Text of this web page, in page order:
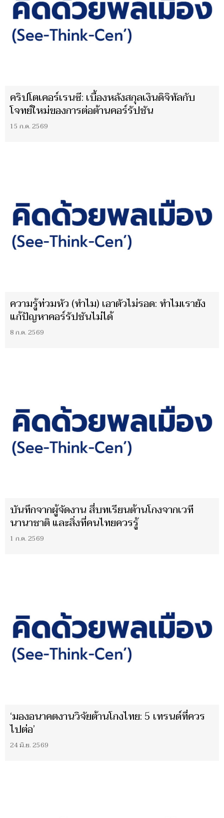
คริปโตเคอร์เรนซี: เบื้องหลังสกุลเงินดิจิทัลกับ
โจทย์ใหม่ของการต่อต้านคอร์รัปชัน
15 ก.ค. 2569
ความรู้ท่วมหัว (ทำไม) เอาตัวไม่รอด: ทำไมเรายัง
แก้ปัญหาคอร์รัปชันไม่ได้
8 ก.ค. 2569
บันทึกจากผู้จัดงาน สี่บทเรียนต้านโกงจากเวที
นานาชาติ และสิ่งที่คนไทยควรรู้
1 ก.ค. 2569
‘มองอนาคตงานวิจัยต้านโกงไทย: 5 เทรนด์ที่ควร
ไปต่อ’
24 มิ.ย. 2569